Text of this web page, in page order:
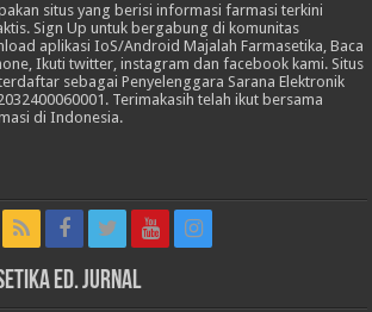
situs yang berisi informasi farmasi terkini
Sign Up untuk bergabung di komunitas
aplikasi IoS/Android Majalah Farmasetika, Baca
Ikuti twitter, instagram dan facebook kami. Situs
sebagai Penyelenggara Sarana Elektronik
Terimakasih telah ikut bersama
di Indonesia.
Ed. Jurnal